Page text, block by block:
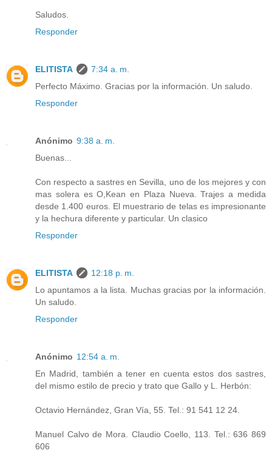
Saludos.
Responder
ELITISTA
7:34 a. m.
Perfecto Máximo. Gracias por la información. Un saludo.
Responder
Anónimo 9:38 a. m.
Buenas...
Con respecto a sastres en Sevilla, uno de los mejores y con
mas solera es O,Kean en Plaza Nueva. Trajes a medida
desde 1.400 euros. El muestrario de telas es impresionante
y la hechura diferente y particular. Un clasico
Responder
ELITISTA
12:18 p. m.
Lo apuntamos a la lista. Muchas gracias por la información.
Un saludo.
Responder
Anónimo 12:54 a. m.
En Madrid, también a tener en cuenta estos dos sastres,
del mismo estilo de precio y trato que Gallo y L. Herbón:
Octavio Hernández, Gran Vía, 55. Tel.: 91 541 12 24.
Manuel Calvo de Mora. Claudio Coello, 113. Tel.: 636 869
606